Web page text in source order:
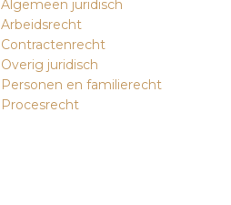
Algemeen juridisch
Arbeidsrecht
Contractenrecht
Overig juridisch
Personen en familierecht
Procesrecht